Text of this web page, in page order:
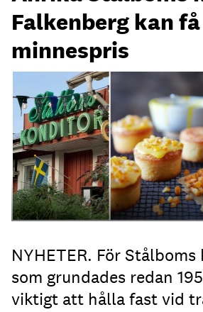
Falkenberg kan få
minnespris
Heléne och Micael Stålbom
NYHETER. För
som grundades redan
viktigt att hålla fast vid